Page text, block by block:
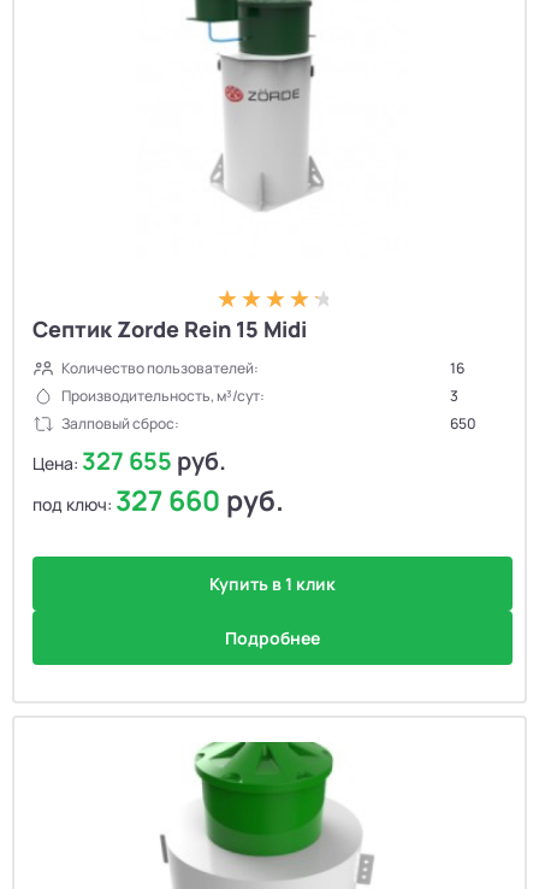
Септик Zorde Rein 15 Midi
Количество пользователей:
16
Производительность, м³/сут:
3
Залповый сброс:
650
Цена: 327 655 руб.
под ключ: 327 660 руб.
Купить в 1 клик
Подробнее